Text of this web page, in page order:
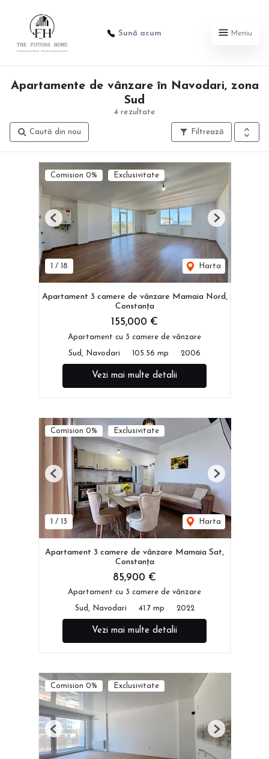
Sună acum Meniu
4 rezultate
Apartamente de vânzare în Navodari, zona
Sud
Filtrează
Caută din nou
Comision 0% Exclusivitate
1 / 18 Harta
Previous Next
Apartament 3 camere de vânzare Mamaia Nord,
Constanța
155,000 €
Apartament cu 3 camere de vânzare
Sud, Navodari 105.56 mp 2006
Vezi mai multe detalii
Comision 0% Exclusivitate
1 / 13 Harta
Previous Next
Apartament 3 camere de vânzare Mamaia Sat,
Constanța
85,900 €
Apartament cu 3 camere de vânzare
Sud, Navodari 41.7 mp 2022
Vezi mai multe detalii
Comision 0% Exclusivitate
Previous Next